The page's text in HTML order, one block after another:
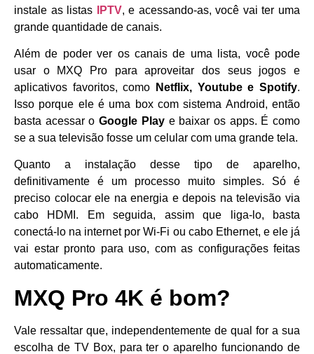
instale as listas
IPTV, e acessando-as, você vai ter uma
grande quantidade de canais.
Além de poder ver os canais de uma lista, você pode
usar o MXQ Pro para aproveitar dos seus jogos e
aplicativos favoritos, como
Netflix, Youtube e Spotify.
Isso porque ele é uma box com sistema Android, então
basta acessar oGoogle Playe baixar os apps. É como
se a sua televisão fosse um celular com uma grande tela.
Quanto a instalação desse tipo de aparelho,
definitivamente é um processo muito simples. Só é
preciso colocar ele na energia e depois na televisão via
cabo HDMI. Em seguida, assim que liga-lo, basta
conectá-lo na internet por Wi-Fi ou cabo Ethernet, e ele já
vai estar pronto para uso, com as configurações feitas
automaticamente.
MXQ Pro 4K é bom?
Vale ressaltar que, independentemente de qual for a sua
escolha de TV Box, para ter o aparelho funcionando de